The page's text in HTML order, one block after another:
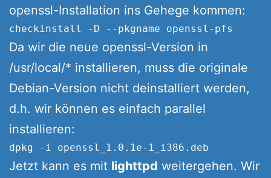
openssl-Installation ins Gehege kommen:
Da wir die neue openssl-Version in
/usr/local/* installieren, muss die originale
Debian-Version nicht deinstalliert werden,
d.h. wir können es einfach parallel
installieren:
Jetzt kann es mit lighttpd weitergehen. Wir